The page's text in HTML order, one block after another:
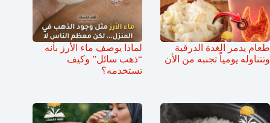
طعام يدمر الغدة الدرقية
وتتناوله يومياً تجنبه من الأن
لماذا يوصف ماء الأرز بأنه
“ذهب سائل” وكيف
تستخدمه؟